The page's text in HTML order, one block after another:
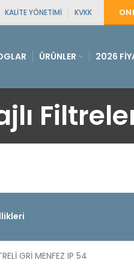
KALITE YÖNETIMI KVKK
ÜRÜNLER 2026
GRİ MENFEZ IP 54